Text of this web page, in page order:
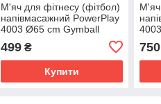
М'яч для фітнесу (фітбол)
напівмасажний PowerPlay
4003 Ø65 cm Gymball
499₴
Купити
М'яч
750